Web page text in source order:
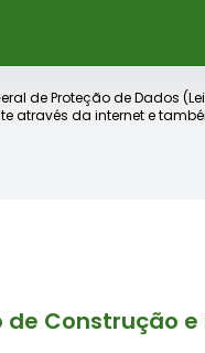
Proteção de Dados (Lei
da internet e
Construção e